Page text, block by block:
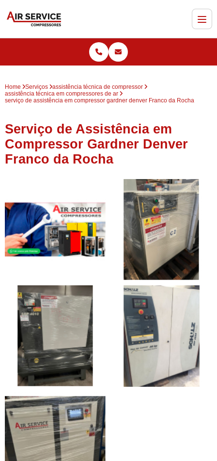
Home Serviços
assistência técnica de compressor
assistência técnica em compressores de ar
serviço de assistência em compressor gardner denver Franco da Rocha
Serviço de Assistência em
Compressor Gardner Denver
Franco da Rocha